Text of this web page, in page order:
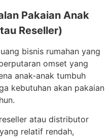
Pakaian Anak
Reseller)
bisnis rumahan yang
omset yang
anak-anak tumbuh
kebutuhan akan pakaian
atau distributor
relatif rendah,